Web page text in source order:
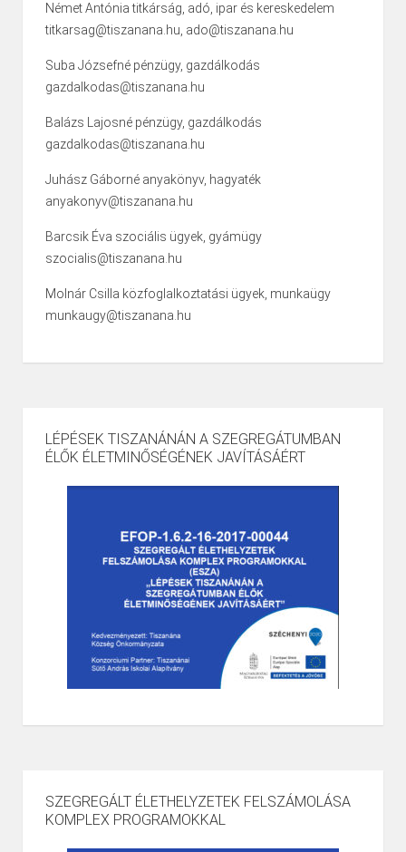
Német Antónia titkárság, adó, ipar és kereskedelem
titkarsag@tiszanana.hu, ado@tiszanana.hu
Suba Józsefné pénzügy, gazdálkodás
gazdalkodas@tiszanana.hu
Balázs Lajosné pénzügy, gazdálkodás
gazdalkodas@tiszanana.hu
Juhász Gáborné anyakönyv, hagyaték
anyakonyv@tiszanana.hu
Barcsik Éva szociális ügyek, gyámügy
szocialis@tiszanana.hu
Molnár Csilla közfoglalkoztatási ügyek, munkaügy
munkaugy@tiszanana.hu
LÉPÉSEK TISZANÁNÁN A SZEGREGÁTUMBAN
ÉLŐK ÉLETMINŐSÉGÉNEK JAVÍTÁSÁÉRT
SZEGREGÁLT ÉLETHELYZETEK FELSZÁMOLÁSA
KOMPLEX PROGRAMOKKAL